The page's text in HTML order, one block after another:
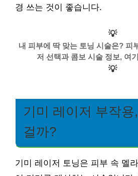
경 쓰는 것이 좋습니다.
💡
내 피부에 딱 맞는 토닝 시술은? 피
저 선택과 콤보 시술 정보, 여
💡
기미 레이저 부작용
걸까?
기미 레이저 토닝은 피부 속 멜